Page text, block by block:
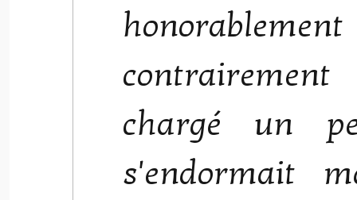
chargé un
s'endormait